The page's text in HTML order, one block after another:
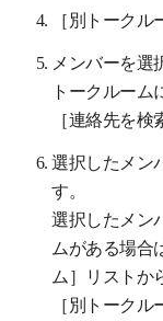
［別トーク
メンバーを選
トークルーム
［連絡先を
選択したメン
す。
選択したメン
ムがある場合
ム］リストか
［別トーク